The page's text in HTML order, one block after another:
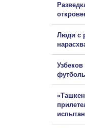
Люди с